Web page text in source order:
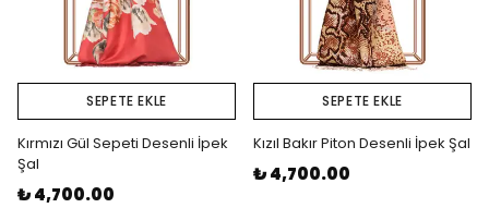
SEPETE EKLE
Kırmızı Gül Sepeti Desenli İpek
Şal
₺ 4,700.00
SEPETE EKLE
Kızıl Bakır Piton Desenli İpek Şal
₺ 4,700.00